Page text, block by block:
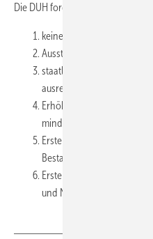
Die DUH fordert ein Umdenken in
keine neuen Ölheizungen
Ausstieg aus Gasheizungen
staatliche Förderung für
ausreichendem
Erhöhung der
mindestens KfW-40-
Erstellung
Bestandssanierung sowie
Erstellung von
und Neuvermietung.